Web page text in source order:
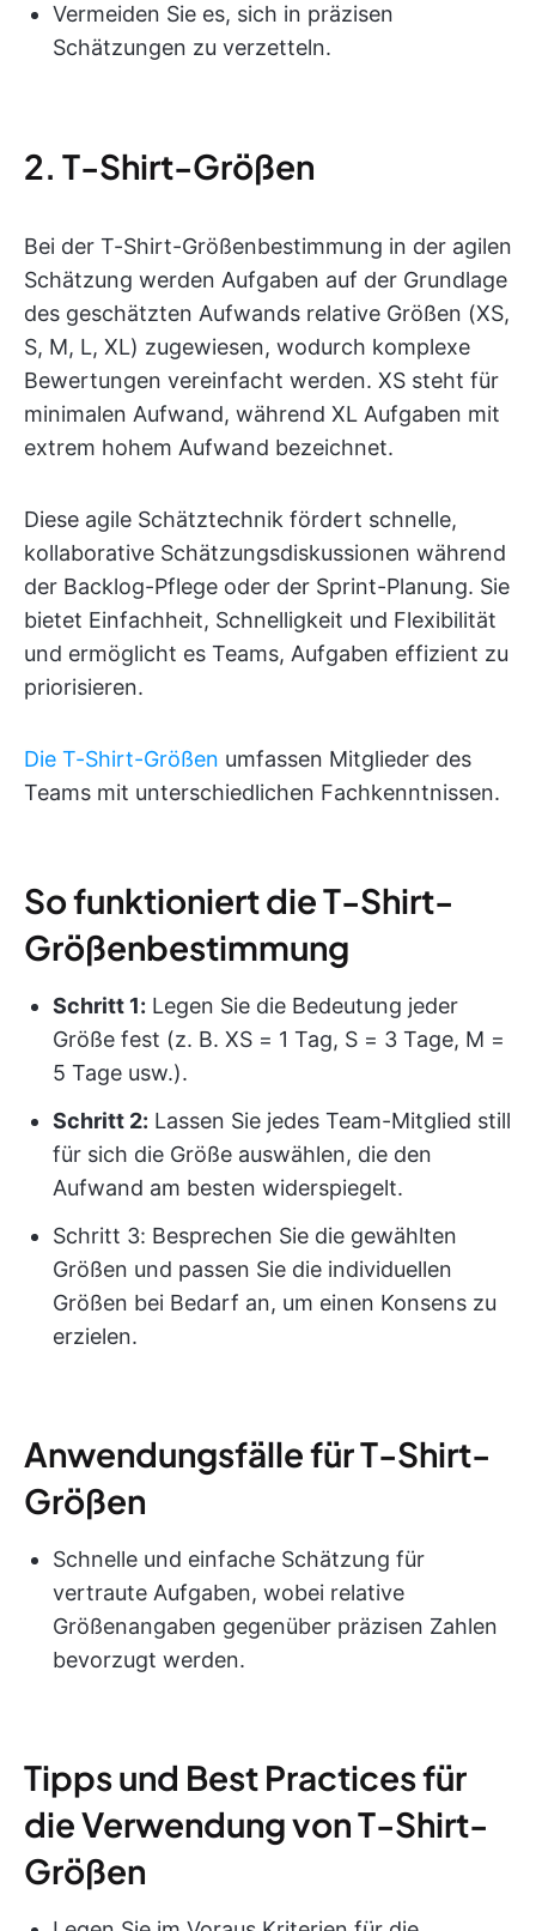
Vermeiden Sie es, sich in präzisen
Schätzungen zu verzetteln.
2. T-Shirt-Größen
Bei der T-Shirt-Größenbestimmung in der agilen
Schätzung werden Aufgaben auf der Grundlage
des geschätzten Aufwands relative Größen (XS,
S, M, L, XL) zugewiesen, wodurch komplexe
Bewertungen vereinfacht werden. XS steht für
minimalen Aufwand, während XL Aufgaben mit
extrem hohem Aufwand bezeichnet.
Diese agile Schätztechnik fördert schnelle,
kollaborative Schätzungsdiskussionen während
der Backlog-Pflege oder der Sprint-Planung. Sie
bietet Einfachheit, Schnelligkeit und Flexibilität
und ermöglicht es Teams, Aufgaben effizient zu
priorisieren.
Die T-Shirt-Größen umfassen Mitglieder des
Teams mit unterschiedlichen Fachkenntnissen.
So funktioniert die T-Shirt-
Größenbestimmung
Schritt 1: Legen Sie die Bedeutung jeder
Größe fest (z. B. XS = 1 Tag, S = 3 Tage, M =
5 Tage usw.).
Schritt 2: Lassen Sie jedes Team-Mitglied still
für sich die Größe auswählen, die den
Aufwand am besten widerspiegelt.
Schritt 3: Besprechen Sie die gewählten
Größen und passen Sie die individuellen
Größen bei Bedarf an, um einen Konsens zu
erzielen.
Anwendungsfälle für T-Shirt-
Größen
Schnelle und einfache Schätzung für
vertraute Aufgaben, wobei relative
Größenangaben gegenüber präzisen Zahlen
bevorzugt werden.
Tipps und Best Practices für
die Verwendung von T-Shirt-
Größen